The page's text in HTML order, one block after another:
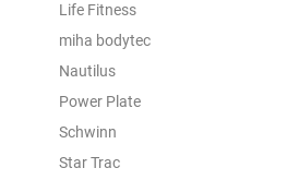
Life Fitness
miha bodytec
Nautilus
Power Plate
Schwinn
Star Trac